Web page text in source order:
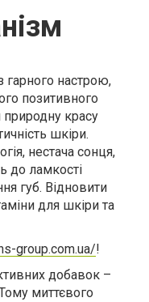
гарного настрою,
позитивного
красу
шкіри.
нестача сонця,
до ламкості
губ. Відновити
для шкіри та
group.com.ua/!
добавок –
миттєвого